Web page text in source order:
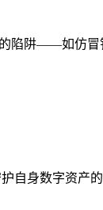
陷阱——如仿
自身数字资产